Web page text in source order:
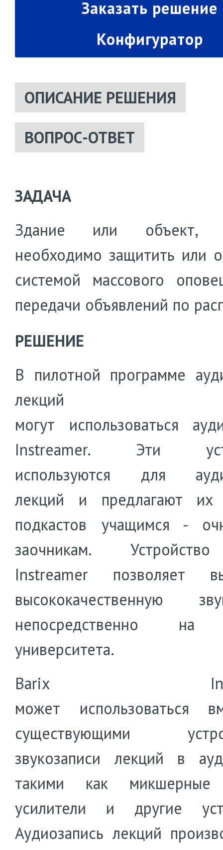
Заказать решение
Конфигуратор
ОПИСАНИЕ РЕШЕНИЯ
ВОПРОС-ОТВЕТ
ЗАДАЧА
Здание или объект,
необходимо защитить или
системой массового
передачи объявлений по
РЕШЕНИЕ
В пилотной программе
лекций
могут использоваться
Instreamer. Эти
используются для
лекций и предлагают
подкастов учащимся -
заочникам.
Instreamer позволяет
высококачественную
непосредственно на
университета.
Barix
может использоваться
существующими
звукозаписи лекций в
такими как микшерные
усилители и другие
Аудиозапись лекций